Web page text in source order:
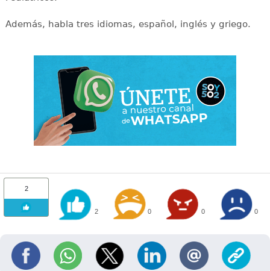
Además, habla tres idiomas, español, inglés y griego.
2
2 0 0 0